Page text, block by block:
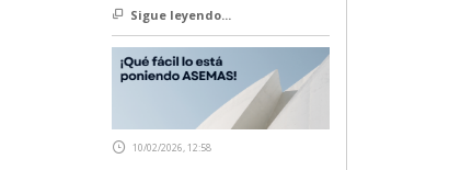
Sigue leyendo...
10/02/2026, 12:58